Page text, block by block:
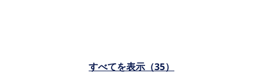
すべてを表示（35）